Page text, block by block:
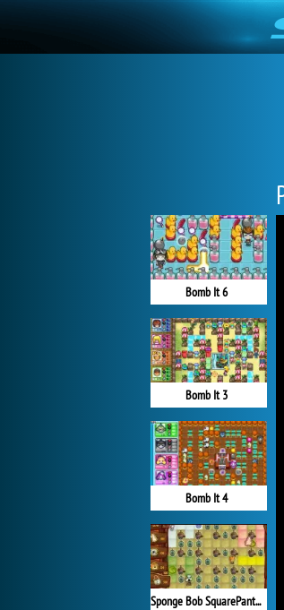
Bomb It 6
Bomb It 3
Bomb It 4
Sponge Bob SquarePants Boo or Boom